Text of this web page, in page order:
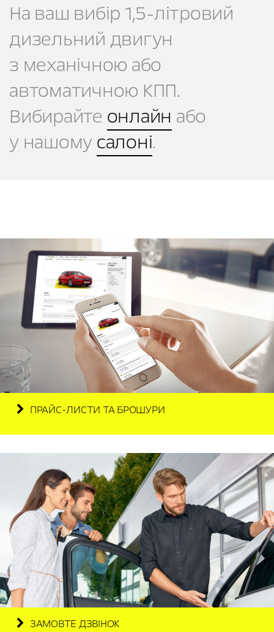
На ваш вибір 1,5-літровий
дизельний двигун
з механічною або
автоматичною КПП.
Вибирайте онлайн або
у нашомусалоні.
ПРАЙС-ЛИСТИ ТА БРОШУРИ
ЗАМОВТЕ ДЗВІНОК